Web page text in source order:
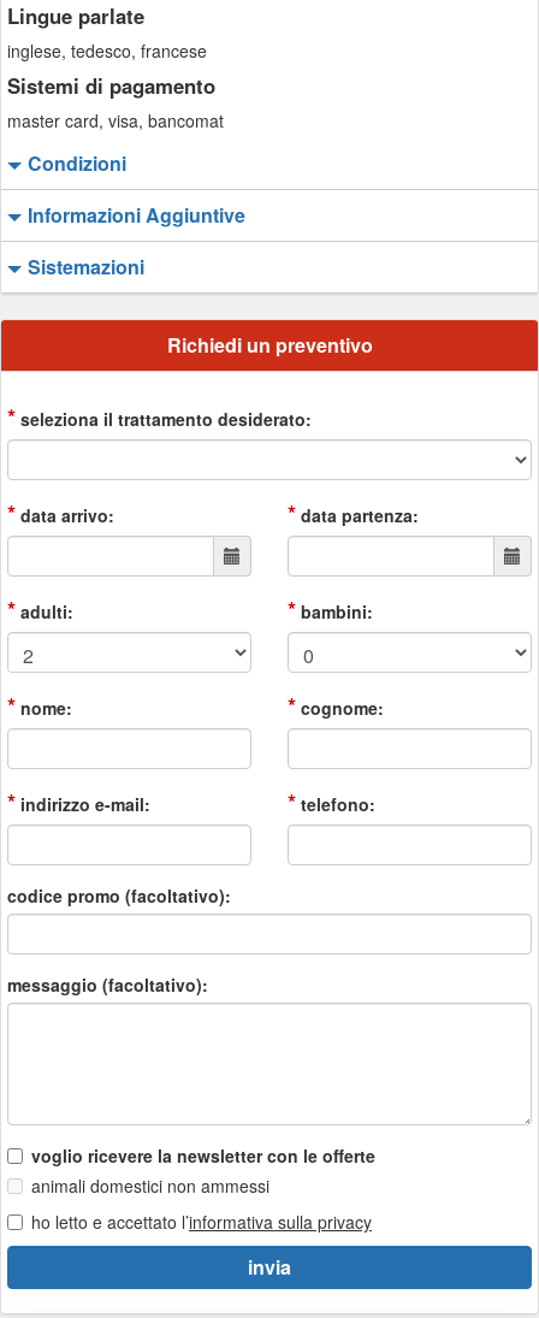
Lingue parlate
inglese, tedesco, francese
Sistemi di pagamento
master card, visa, bancomat
Condizioni
Informazioni Aggiuntive
Sistemazioni
Richiedi un preventivo
* seleziona il trattamento desiderato:
* data arrivo: * data partenza:
* adulti: * bambini:
* nome: * cognome:
* indirizzo e-mail: * telefono:
codice promo (facoltativo):
messaggio (facoltativo):
voglio ricevere la newsletter con le offerte
animali domestici non ammessi
ho letto e accettato l’informativa sulla privacy